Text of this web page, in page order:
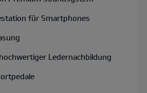
für Smartphones
Ledernachbildung